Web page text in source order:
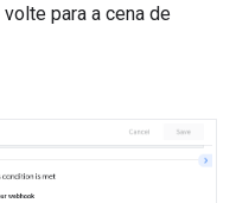
para a cena de